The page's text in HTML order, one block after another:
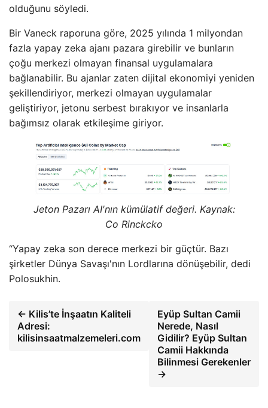
olduğunu söyledi.
Bir Vaneck raporuna göre, 2025 yılında 1 milyondan
fazla yapay zeka ajanı pazara girebilir ve bunların
çoğu merkezi olmayan finansal uygulamalara
bağlanabilir. Bu ajanlar zaten dijital ekonomiyi yeniden
şekillendiriyor, merkezi olmayan uygulamalar
geliştiriyor, jetonu serbest bırakıyor ve insanlarla
bağımsız olarak etkileşime giriyor.
Jeton Pazarı AI'nın kümülatif değeri. Kaynak:
Co Rinckcko
“Yapay zeka son derece merkezi bir güçtür. Bazı
şirketler Dünya Savaşı'nın Lordlarına dönüşebilir, dedi
Polosukhin.
← Kilis’te İnşaatın Kaliteli
Adresi:
kilisinsaatmalzemeleri.com
Eyüp Sultan Camii
Nerede, Nasıl
Gidilir? Eyüp Sultan
Camii Hakkında
Bilinmesi Gerekenler
→